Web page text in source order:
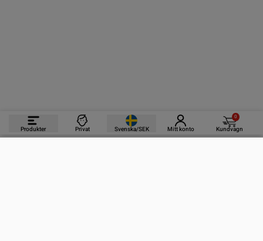
Produkter Privat Svenska/SEK Mitt konto
0
Kundvagn